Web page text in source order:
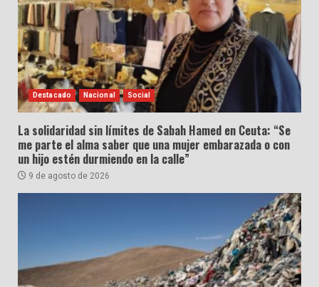
Destacado Nacional Social
La solidaridad sin límites de Sabah Hamed en Ceuta: “Se
me parte el alma saber que una mujer embarazada o con
un hijo estén durmiendo en la calle”
9 de agosto de 2026